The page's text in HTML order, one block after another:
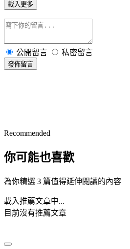
載入更多
公開留言 私密留言
發佈留言
Recommended
你可能也喜歡
為你精選 3 篇值得延伸閱讀的內容
載入推薦文章中...
目前沒有推薦文章